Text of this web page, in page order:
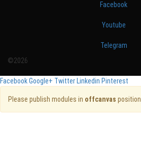
Facebook
Youtube
Telegram
©2026
FacebookGoogle+ TwitterLinkedin Pinterest
Please publish modules in offcanvas position.